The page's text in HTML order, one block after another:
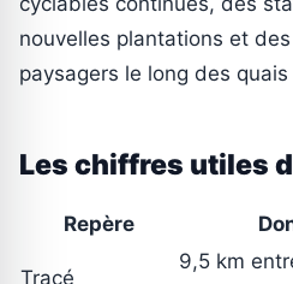
nouvelles plantations et
paysagers le long des
Les chiffres utiles
Repère
Tracé
9,5 km